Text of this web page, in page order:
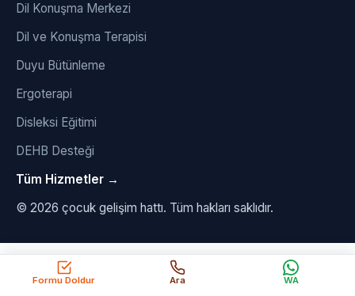
Formu Doldur Ara WA
Dil Konuşma Merkezi
Dil ve Konuşma Terapisi
Duyu Bütünleme
Ergoterapi
Disleksi Eğitimi
DEHB Desteği
Tüm Hizmetler →
© 2026 çocuk gelişim hattı. Tüm hakları saklıdır.